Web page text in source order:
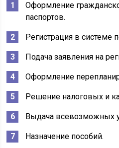
Оформление
паспортов.
Регистрация в системе
Подача заявления на
Оформление
Решение налоговых и
Выдача всевозможных
Назначение пособий.